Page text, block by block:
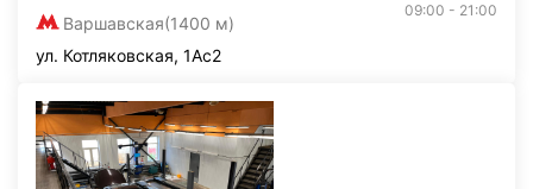
Варшавская(1400 м)
09:00 - 21:00
ул. Котляковская, 1Ас2